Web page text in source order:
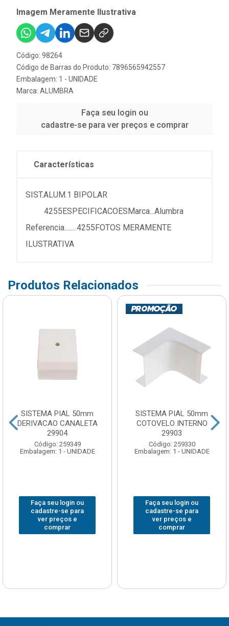
Imagem Meramente Ilustrativa
Código: 98264
Código de Barras do Produto: 7896565942557
Embalagem: 1 - UNIDADE
Marca: ALUMBRA
Faça seu login ou
cadastre-se para ver preços e comprar
Características
SIST.ALUM.1 BIPOLAR
4255ESPECIFICACOESMarca...Alumbra
Referencia........4255FOTOS MERAMENTE
ILUSTRATIVA
Produtos Relacionados
SISTEMA PIAL 50mm
DERIVACAO CANALETA
29904
Código: 259349
Embalagem: 1 - UNIDADE
Faça seu login ou
cadastre-se para
ver preços e
comprar
SISTEMA PIAL 50mm
COTOVELO INTERNO
29903
Código: 259330
Embalagem: 1 - UNIDADE
Faça seu login ou
cadastre-se para
ver preços e
comprar